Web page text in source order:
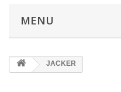
MENU
JACKER